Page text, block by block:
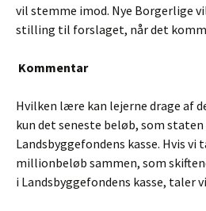
vil stemme imod. Nye Borgerlige
stilling til forslaget, når det
Kommentar
Hvilken lære kan lejerne drage af
kun det seneste beløb, som
Landsbyggefondens kasse. Hvis
millionbeløb sammen, som
i Landsbyggefondens kasse, taler